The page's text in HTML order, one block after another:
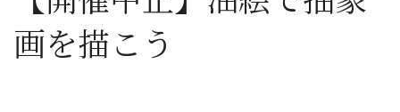
画を描こう